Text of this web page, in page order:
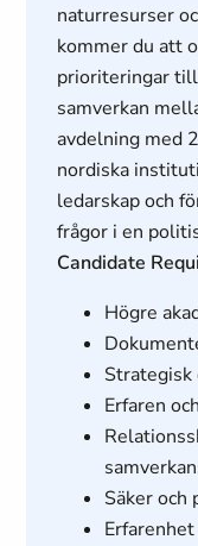
naturresurser
kommer du att
prioriteringar
samverkan
avdelning med
nordiska
ledarskap och
frågor i en
Candidate
Högre
Strategisk
Erfaren
Säker och